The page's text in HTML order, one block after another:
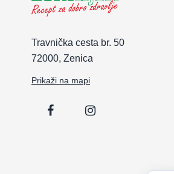
Travnička cesta br. 50
72000, Zenica
Prikaži na mapi